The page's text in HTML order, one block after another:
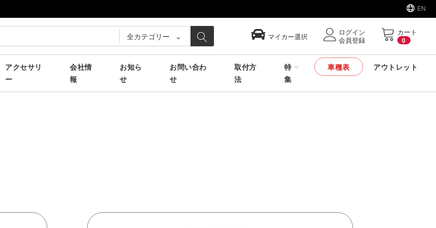
EN
全カテゴリー カート
0
ログイン
会員登録
マイカー選択
アクセサリ
ー
会社情
報
お知ら
せ
お問い合わ
せ
取付方
法
特
集
車種表 アウトレット